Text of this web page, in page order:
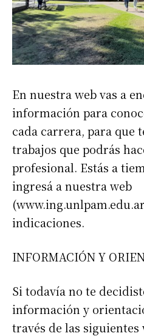
En nuestra web vas a
información para
cada carrera, para que
trabajos que podrás
profesional. Estás a
ingresá a nuestra web
indicaciones.
INFORMACIÓN Y
Si todavía no te
información y
través de las siguientes